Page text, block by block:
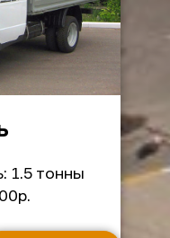
1.5 тонны